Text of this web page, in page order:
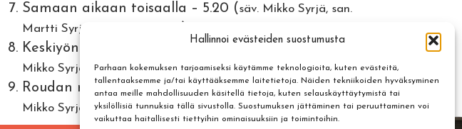
Hallinnoi evästeiden suostumusta
Parhaan kokemuksen tarjoamiseksi käytämme teknologioita, kuten evästeitä,
tallentaaksemme ja/tai käyttääksemme laitetietoja. Näiden tekniikoiden hyväksyminen
antaa meille mahdollisuuden käsitellä tietoja, kuten selauskäyttäytymistä tai
yksilöllisiä tunnuksia tällä sivustolla. Suostumuksen jättäminen tai peruuttaminen voi
vaikuttaa haitallisesti tiettyihin ominaisuuksiin ja toimintoihin.
Samaan aikaan toisaalla – 5.20 (säv. Mikko Syrjä, san.
Martti Syrjä, sov. Mikko Syrjä
Keskiyön cowboy – 5.37 (
Mikko Syrjä
Roudan rutinaa – 5.40 (säv. Mikko Syrjä, san. Martti Syrjä, sov.
Mikko Syrjä